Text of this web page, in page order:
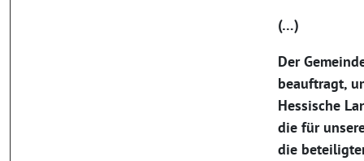
(…)
Der
beauftragt,
Hessische
die für
die